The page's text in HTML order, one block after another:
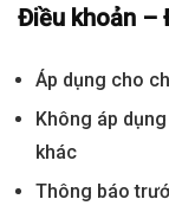
Điều khoản –
Áp dụng cho
Không áp
khác
Thông báo